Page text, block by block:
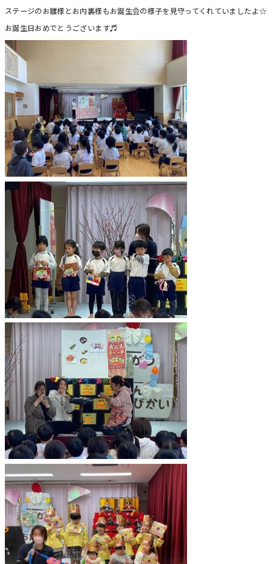
ステージのお雛様とお内裏様もお誕生会の様子を見守ってくれていましたよ☆
お誕生日おめでとうございます♬